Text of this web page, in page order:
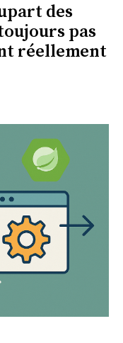
des
pas
réellement